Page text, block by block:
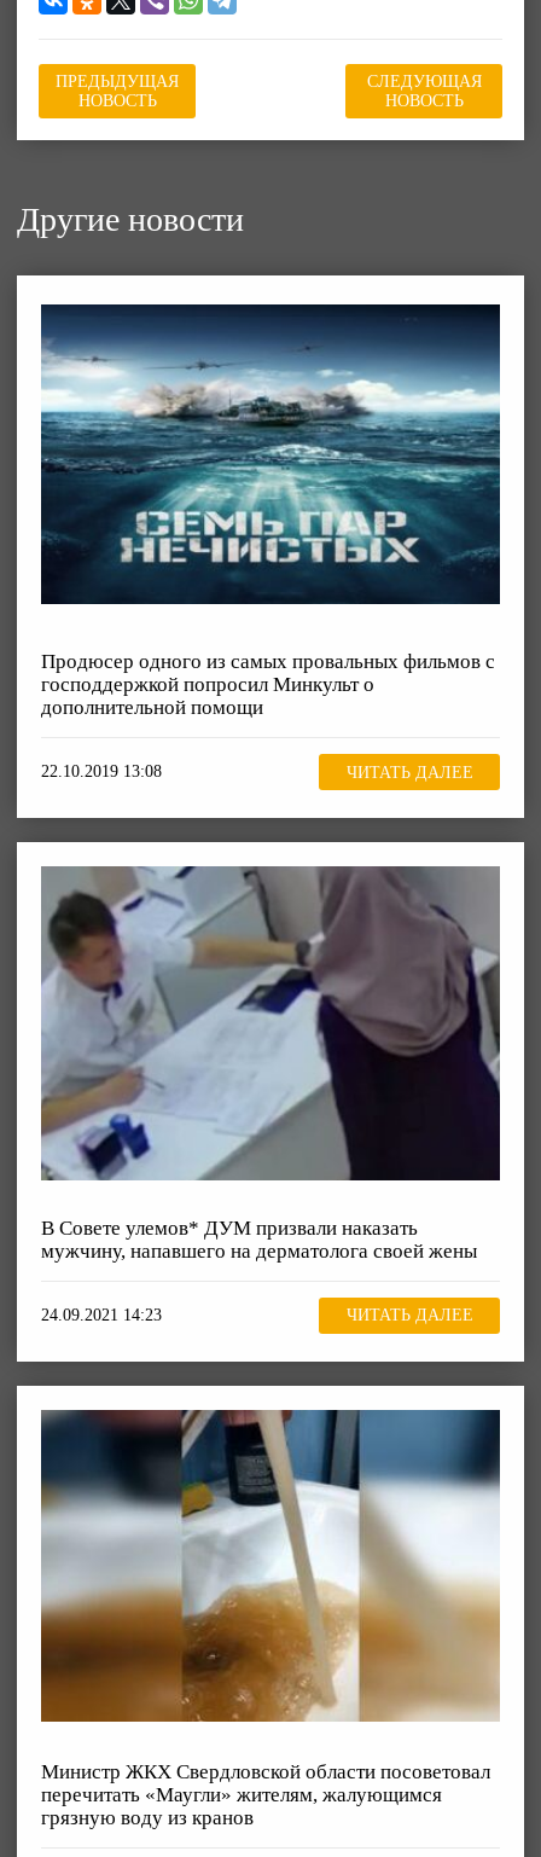
ПРЕДЫДУЩАЯ
НОВОСТЬ
СЛЕДУЮЩАЯ
НОВОСТЬ
Другие новости
Продюсер одного из самых провальных фильмов с
господдержкой попросил Минкульт о
дополнительной помощи
22.10.2019 13:08 ЧИТАТЬ ДАЛЕЕ
В Совете улемов* ДУМ призвали наказать
мужчину, напавшего на дерматолога своей жены
24.09.2021 14:23 ЧИТАТЬ ДАЛЕЕ
Министр ЖКХ Свердловской области посоветовал
перечитать «Маугли» жителям, жалующимся
грязную воду из кранов